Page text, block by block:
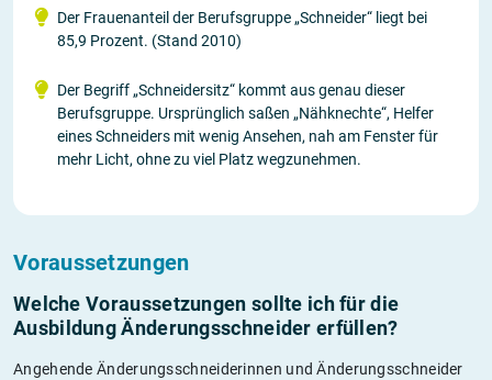
Der Frauenanteil der Berufsgruppe „Schneider“ liegt bei
85,9 Prozent. (Stand 2010)
Der Begriff „Schneidersitz“ kommt aus genau dieser
Berufsgruppe. Ursprünglich saßen „Nähknechte“, Helfer
eines Schneiders mit wenig Ansehen, nah am Fenster für
mehr Licht, ohne zu viel Platz wegzunehmen.
Voraussetzungen
Welche Voraussetzungen sollte ich für die
Ausbildung Änderungsschneider erfüllen?
Angehende Änderungsschneiderinnen und Änderungsschneider